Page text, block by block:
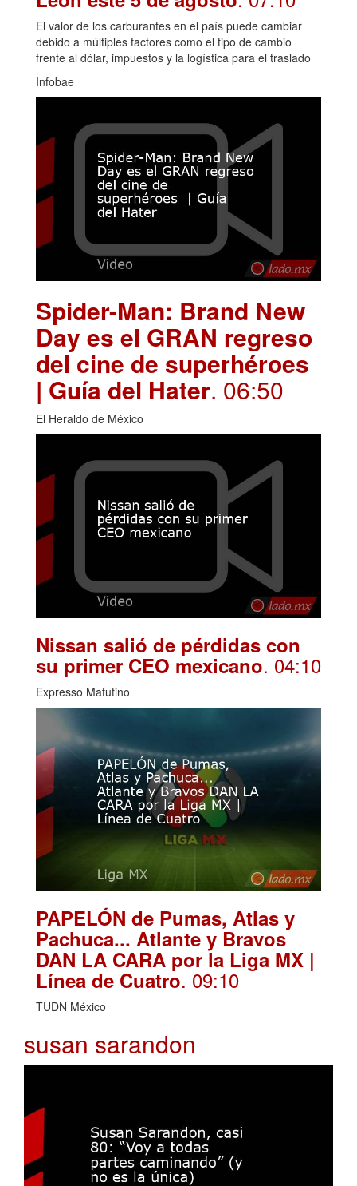
El valor de los carburantes en el país puede cambiar
debido a múltiples factores como el tipo de cambio
frente al dólar, impuestos y la logística para el traslado
Infobae
Spider-Man: Brand New
Day es el GRAN regreso
del cine de superhéroes
| Guía del Hater. 06:50
El Heraldo de México
Nissan salió de pérdidas con
su primer CEO mexicano. 04:10
Expresso Matutino
PAPELÓN de Pumas, Atlas y
Pachuca... Atlante y Bravos
DAN LA CARA por la Liga MX |
Línea de Cuatro. 09:10
TUDN México
susan sarandon